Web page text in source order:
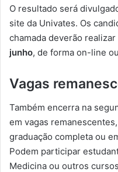
O resultado será
site da Univates. Os
chamada deverão
junho, de forma on-line
Vagas
Também encerra na
em vagas
graduação completa ou
Podem participar
Medicina ou outros